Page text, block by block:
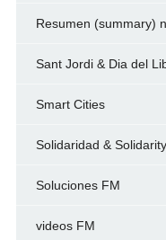
Resumen (summary)
Sant Jordi & Dia del
Smart Cities
Solidaridad & Solidarity
Soluciones FM
videos FM